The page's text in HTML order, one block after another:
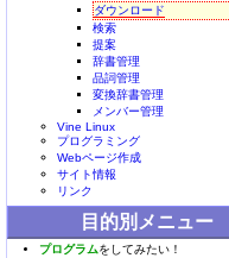
ダウンロード
検索
提案
辞書管理
品詞管理
変換辞書管理
メンバー管理
Vine Linux
プログラミング
Webページ作成
サイト情報
リンク
目的別メニュー
プログラムをしてみたい！